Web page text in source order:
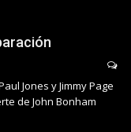
Jones y Jimmy Page
de John Bonham